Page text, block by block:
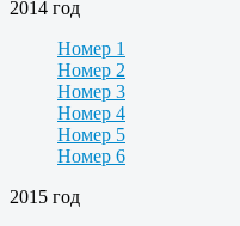
2014 год
Номер 1
Номер 2
Номер 3
Номер 4
Номер 5
Номер 6
2015 год